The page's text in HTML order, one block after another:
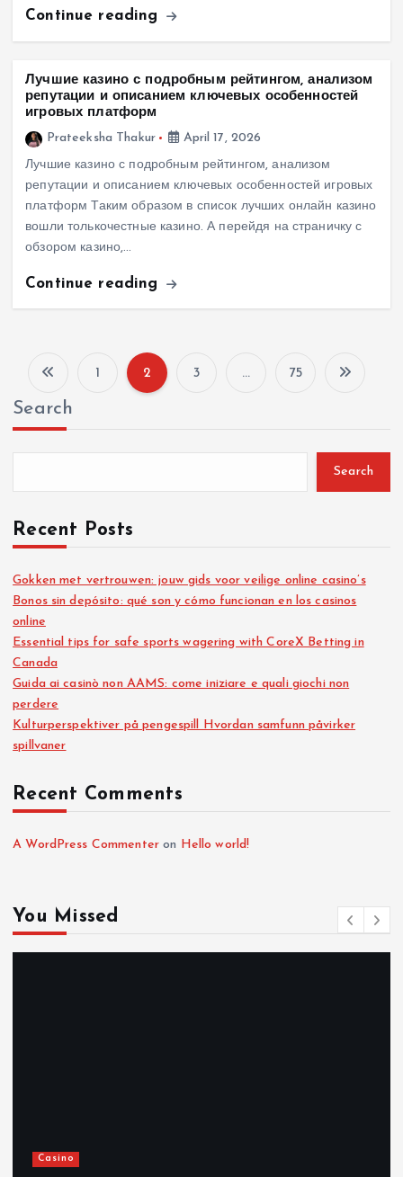
Continue reading
Лучшие казино с подробным рейтингом, анализом
репутации и описанием ключевых особенностей
игровых платформ
Prateeksha Thakur
April 17, 2026
Лучшие казино с подробным рейтингом, анализом
репутации и описанием ключевых особенностей игровых
платформ Таким образом в список лучших онлайн казино
вошли толькочестные казино. А перейдя на страничку с
обзором казино,…
Continue reading
s
p
a
g
a
1 2 3 … 75
Search
Search
Recent Posts
Gokken met vertrouwen: jouw gids voor veilige online casino’s
Bonos sin depósito: qué son y cómo funcionan en los casinos
online
Essential tips for safe sports wagering with CoreX Betting in
Canada
Guida ai casinò non AAMS: come iniziare e quali giochi non
perdere
Kulturperspektiver på pengespill Hvordan samfunn påvirker
spillvaner
Recent Comments
A WordPress Commenter on Hello world!
You Missed
Casino